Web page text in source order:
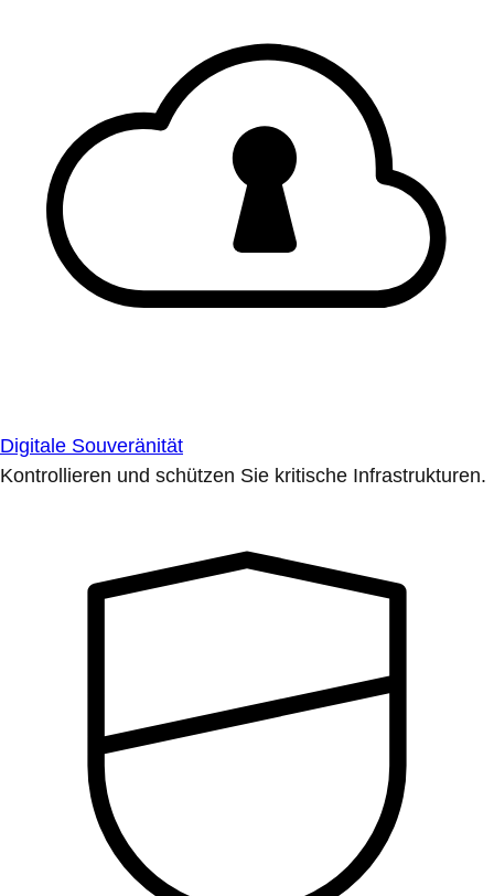
Digitale Souveränität
Kontrollieren und schützen Sie kritische Infrastrukturen.